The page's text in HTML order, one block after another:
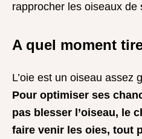
rapprocher les oiseaux de
A quel moment
L’oie est un oiseau assez
Pour optimiser ses
pas blesser l’oiseau, le
faire venir les oies, tout